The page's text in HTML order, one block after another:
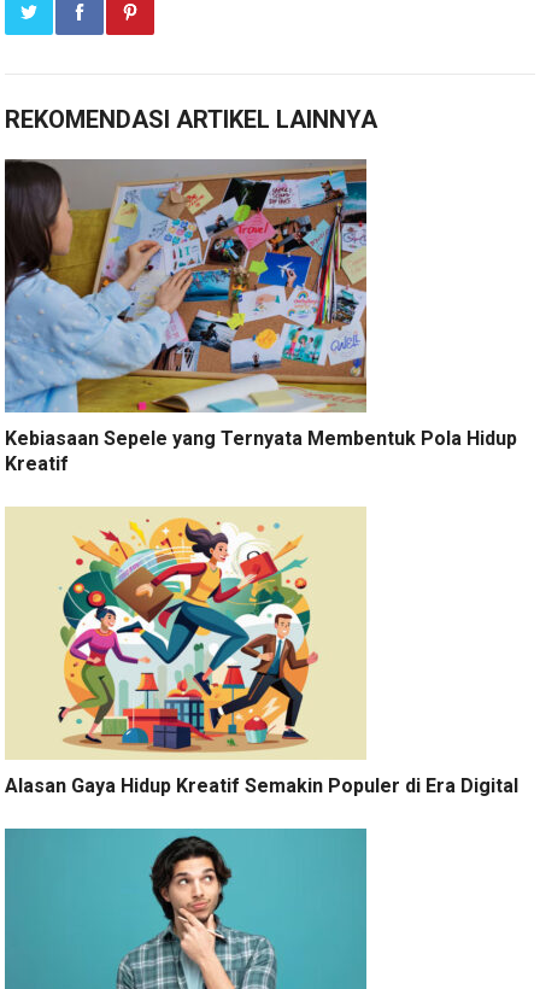
REKOMENDASI ARTIKEL LAINNYA
Kebiasaan Sepele yang Ternyata Membentuk Pola Hidup
Kreatif
Alasan Gaya Hidup Kreatif Semakin Populer di Era Digital